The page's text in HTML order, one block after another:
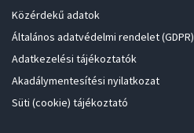
Közérdekű adatok
Általános adatvédelmi rendelet (GDPR)
Adatkezelési tájékoztatók
Akadálymentesítési nyilatkozat
Süti (cookie) tájékoztató